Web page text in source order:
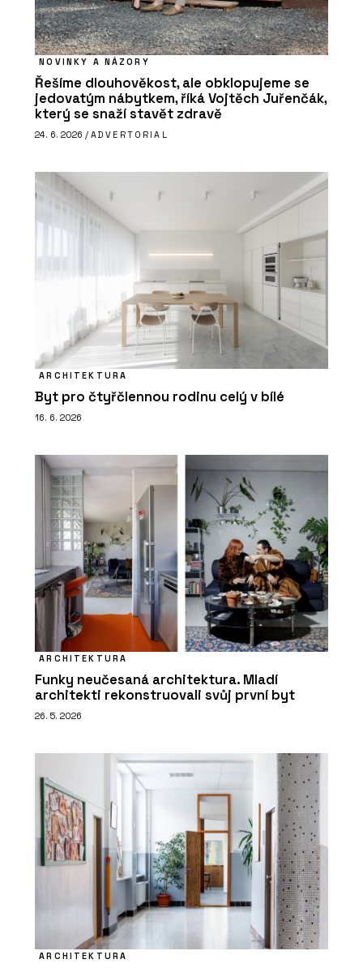
NOVINKY A NÁZORY
Řešíme dlouhověkost, ale obklopujeme se
jedovatým nábytkem, říká Vojtěch Juřenčák,
který se snaží stavět zdravě
24. 6. 2026 / ADVERTORIAL
ARCHITEKTURA
Byt pro čtyřčlennou rodinu celý v bílé
16. 6. 2026
ARCHITEKTURA
Funky neučesaná architektura. Mladí
architekti rekonstruovali svůj první byt
26. 5. 2026
ARCHITEKTURA